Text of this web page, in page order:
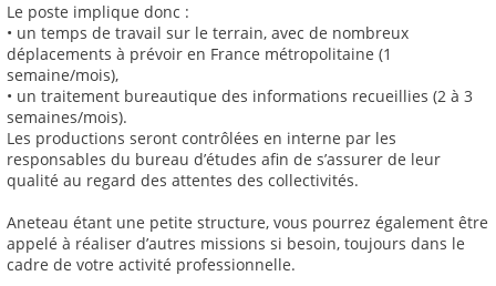
Le poste implique donc :
• un temps de travail sur le terrain, avec de nombreux
déplacements à prévoir en France métropolitaine (1
semaine/mois),
• un traitement bureautique des informations recueillies (2 à 3
semaines/mois).
Les productions seront contrôlées en interne par les
responsables du bureau d’études afin de s’assurer de leur
qualité au regard des attentes des collectivités.
Aneteau étant une petite structure, vous pourrez également être
appelé à réaliser d’autres missions si besoin, toujours dans le
cadre de votre activité professionnelle.